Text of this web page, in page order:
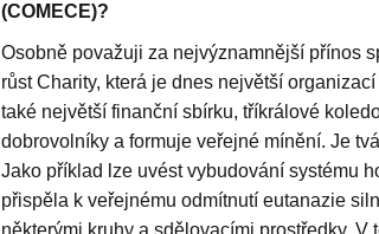
(COMECE)?
Osobně považuji za nejvýznamnější přínos
růst Charity, která je dnes největší
také největší finanční sbírku, tříkrálové
dobrovolníky a formuje veřejné mínění. Je
Jako příklad lze uvést vybudování systému
přispěla k veřejnému odmítnutí eutanazie